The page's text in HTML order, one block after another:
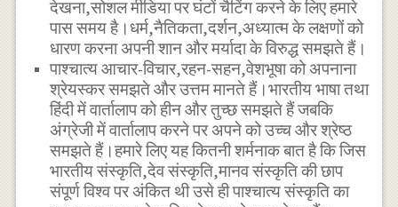
देखना,सोशल मीडिया पर घंटों चैटिंग करने के लिए हमारे
पास समय है।धर्म,नैतिकता,दर्शन,अध्यात्म के लक्षणों को
धारण करना अपनी शान और मर्यादा के विरुद्ध समझते हैं।
पाश्चात्य आचार-विचार,रहन-सहन,वेशभूषा को अपनाना
श्रेयस्कर समझते और उत्तम मानते हैं।भारतीय भाषा तथा
हिंदी में वार्तालाप को हीन और तुच्छ समझते हैं जबकि
अंग्रेजी में वार्तालाप करने पर अपने को उच्च और श्रेष्ठ
समझते हैं।हमारे लिए यह कितनी शर्मनाक बात है कि जिस
भारतीय संस्कृति,देव संस्कृति,मानव संस्कृति की छाप
संपूर्ण विश्व पर अंकित थी उसे ही पाश्चात्य संस्कृति का